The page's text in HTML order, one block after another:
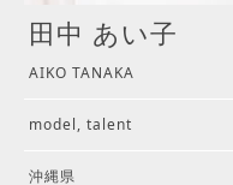
田中 あい子
AIKO TANAKA
model, talent
沖縄県